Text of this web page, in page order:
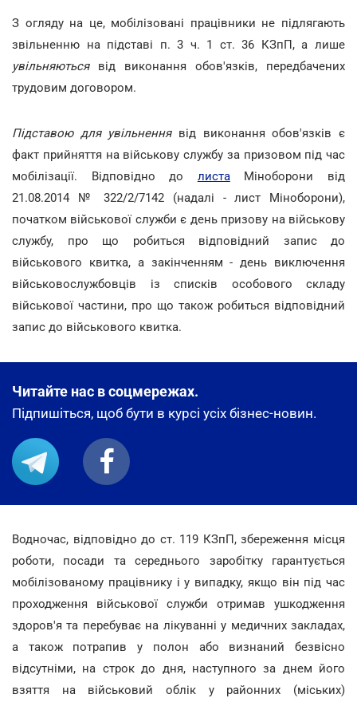
З огляду на це, мобілізовані працівники не підлягають
звільненню на підставі п. 3 ч. 1 ст. 36 КЗпП, а лише
увільняютьсявід виконання обов'язків, передбачених
трудовим договором.
Підставою для увільненнявід виконання обов'язків є
факт прийняття на військову службу за призовом під час
мобілізації. Відповідно до листаМіноборони від
21.08.2014 № 322/2/7142 (надалі - лист Міноборони),
початком військової служби є день призову на військову
службу, про що робиться відповідний запис до
військового квитка, а закінченням - день виключення
військовослужбовців із списків особового складу
військової частини, про що також робиться відповідний
запис до військового квитка.
Читайте нас в соцмережах.
Підпишіться, щоб бути в курсі усіх бізнес-новин.
Водночас, відповідно до ст. 119 КЗпП, збереження місця
роботи, посади та середнього заробітку гарантується
мобілізованому працівнику і у випадку, якщо він під час
проходження військової служби отримав ушкодження
здоров'я та перебуває на лікуванні у медичних закладах,
а також потрапив у полон або визнаний безвісно
відсутніми, на строк до дня, наступного за днем його
взяття на військовий облік у районних (міських)